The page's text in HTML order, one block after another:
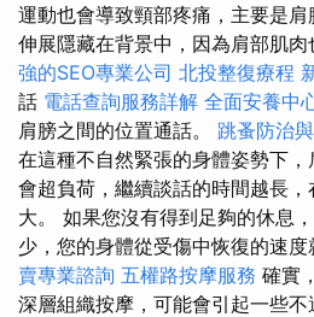
運動也會導致頸部疼痛，主要是
伸展隱藏在背景中，因為肩部肌肉
強的SEO專業公司 北投整復療程
話 電話查詢服務詳解 全面安養中
肩膀之間的位置通話。 跳蚤防治
在這種不自然緊張的身體姿勢下
會超負荷，繼續談話的時間越長
大。 如果您沒有得到足夠的休息
少，您的身體從受傷中恢復的速度
賣專業諮詢 五權路按摩服務 確實
深層組織按摩，可能會引起一些